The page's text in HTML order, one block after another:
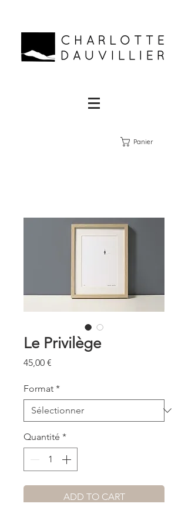
Panier
Le Privilège
45,00 €
Format *
Quantité *
ADD TO CART